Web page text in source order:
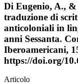
Di Eugenio, A., &
traduzione di
anticoloniali in
anni Sessanta.
Iberoamericani,
https://doi.org/
Articolo